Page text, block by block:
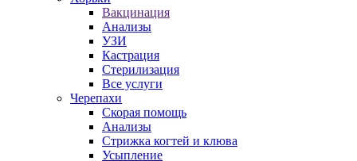
Вакцинация
Анализы
УЗИ
Кастрация
Стерилизация
Все услуги
Черепахи
Скорая помощь
Анализы
Стрижка когтей и клюва
Усыпление